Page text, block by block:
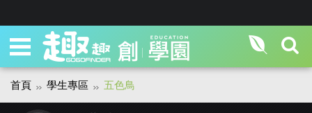
首頁 學生專區 五色鳥